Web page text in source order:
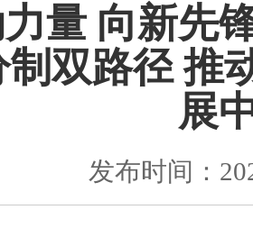
量 向新先
制双路径 推
展
发布时间：